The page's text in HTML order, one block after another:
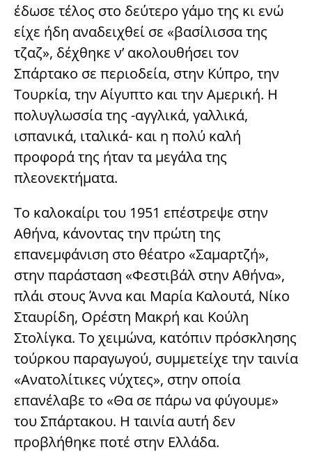
έδωσε τέλος στο δεύτερο γάμο της κι ενώ
είχε ήδη αναδειχθεί σε «βασίλισσα της
τζαζ», δέχθηκε ν’ ακολουθήσει τον
Σπάρτακο σε περιοδεία, στην Κύπρο, την
Τουρκία, την Αίγυπτο και την Αμερική. Η
πολυγλωσσία της -αγγλικά, γαλλικά,
ισπανικά, ιταλικά- και η πολύ καλή
προφορά της ήταν τα μεγάλα της
πλεονεκτήματα.
Το καλοκαίρι του 1951 επέστρεψε στην
Αθήνα, κάνοντας την πρώτη της
επανεμφάνιση στο θέατρο «Σαμαρτζή»,
στην παράσταση «Φεστιβάλ στην Αθήνα»,
πλάι στους Άννα και Μαρία Καλουτά, Νίκο
Σταυρίδη, Ορέστη Μακρή και Κούλη
Στολίγκα. Το χειμώνα, κατόπιν πρόσκλησης
τούρκου παραγωγού, συμμετείχε την ταινία
«Ανατολίτικες νύχτες», στην οποία
επανέλαβε το «Θα σε πάρω να φύγουμε»
του Σπάρτακου. Η ταινία αυτή δεν
προβλήθηκε ποτέ στην Ελλάδα.